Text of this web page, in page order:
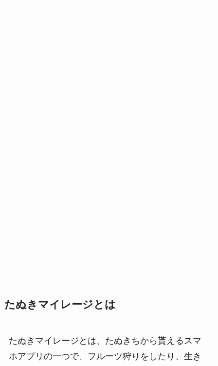
たぬきマイレージとは
たぬきマイレージとは、たぬきちから貰えるスマ
ホアプリの一つで、フルーツ狩りをしたり、生き